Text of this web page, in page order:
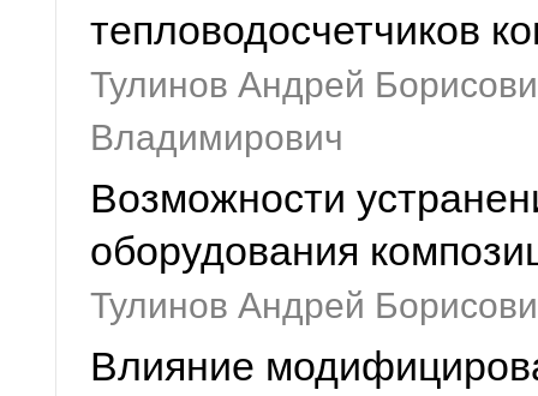
тепловодосчетчиков
Тулинов Андрей
Владимирович
Возможности
оборудования
Тулинов Андрей
Влияние